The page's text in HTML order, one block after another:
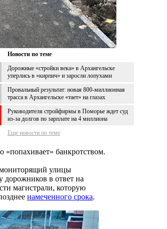
Новости по теме
Дорожные «стройки века» в Архангельске
уперлись в «кирпич» и заросли лопухами
Провальный результат: новая 800-миллионная
трасса в Архангельске «тает» на глазах
Руководителя стройфирмы в Поморье ждет суд
из-за долгов по зарплате на 4 миллиона
Еще новости по теме
«попахивает» банкротством.
улицы
дорожников в ответ на
магистрали, которую
намеченного срока.